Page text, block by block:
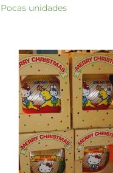
precio
$20.000.$18.000.
Pocas unidades